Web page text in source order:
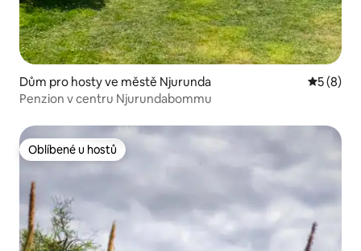
Dům pro hosty ve městě Njurunda
5 (8)
Penzion v centru Njurundabommu
Oblíbené u hostů
Oblíbené u hostů